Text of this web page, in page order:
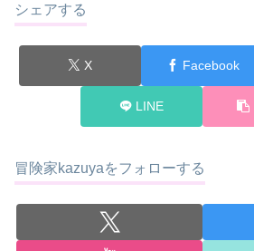
シェアする
X Facebook
LINE
冒険家kazuyaをフォローする